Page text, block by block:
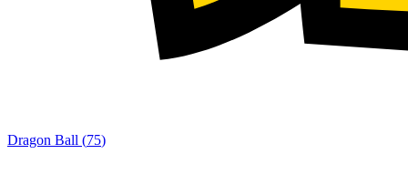
Dragon Ball (75)